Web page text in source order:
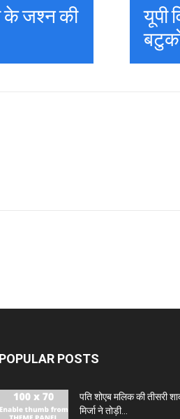
के जश्न की
यूपी
POPULAR POSTS
पति शोएब मलिक की तीसरी
मिर्जा ने तोड़ी...